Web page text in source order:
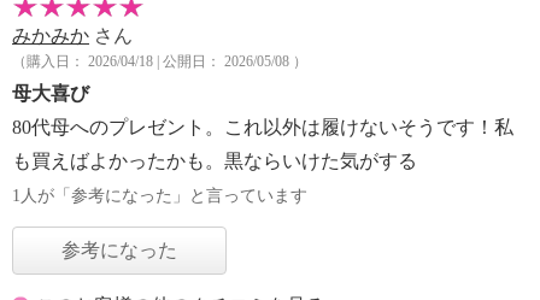
みかみか さん
（購入日： 2026/04/18 | 公開日： 2026/05/08 ）
母大喜び
80代母へのプレゼント。これ以外は履けないそうです！私
も買えばよかったかも。黒ならいけた気がする
1人が「参考になった」と言っています
参考になった